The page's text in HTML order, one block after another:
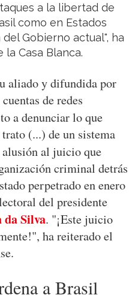
a la libertad de
como en Estados
Gobierno actual", ha
Casa Blanca.
aliado y difundida por
de redes
a denunciar lo que
(...) de un sistema
alusión al juicio que
criminal detrás
perpetrado en enero
del presidente
Silva. "¡Este juicio
ha reiterado el
a Brasil